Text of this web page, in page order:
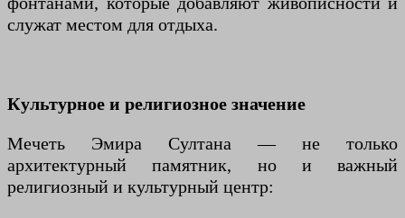
служат местом для отдыха.
Культурное и религиозное значение
Мечеть Эмира Султана — не только
архитектурный памятник, но и важный
религиозный и культурный центр: